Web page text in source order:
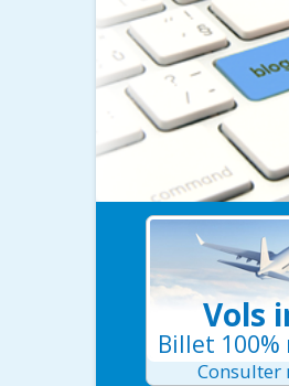
Vols
Billet
Consulter